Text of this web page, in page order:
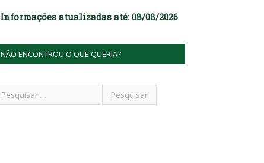
Informações atualizadas até: 08/08/2026
NÃO ENCONTROU O QUE QUERIA?